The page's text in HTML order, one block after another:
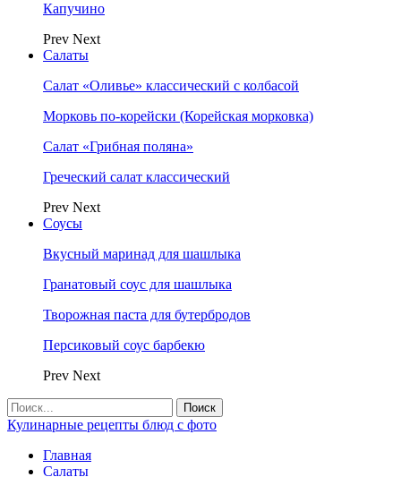
Капучино
Prev Next
Салаты
Салат «Оливье» классический с колбасой
Морковь по-корейски (Корейская морковка)
Салат «Грибная поляна»
Греческий салат классический
Prev Next
Соусы
Вкусный маринад для шашлыка
Гранатовый соус для шашлыка
Творожная паста для бутербродов
Персиковый соус барбекю
Prev Next
Кулинарные рецепты блюд с фото
Главная
Салаты